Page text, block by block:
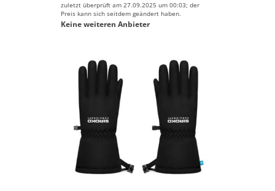
zuletzt überprüft am 27.09.2025 um 00:03; der
Preis kann sich seitdem geändert haben.
Keine weiteren Anbieter